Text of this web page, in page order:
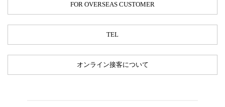
FOR OVERSEAS CUSTOMER
TEL
オンライン接客について